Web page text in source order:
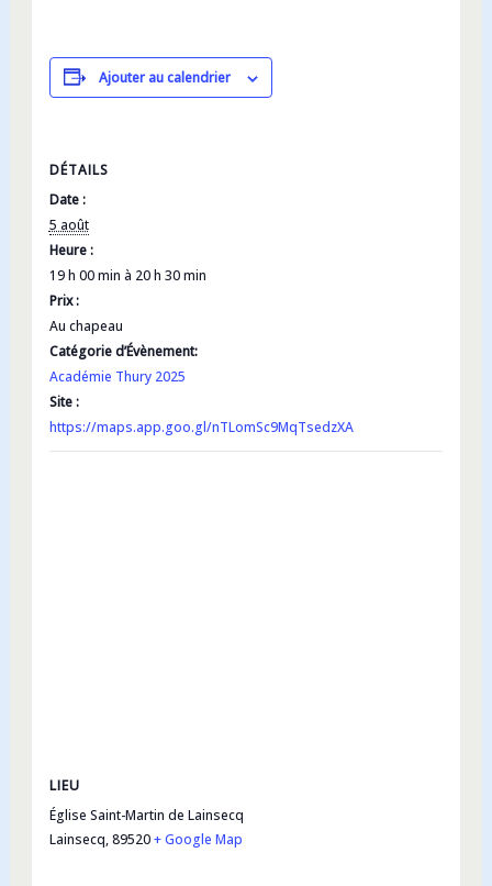
Ajouter au calendrier
DÉTAILS
Date :
5 août
Heure :
19 h 00 min à 20 h 30 min
Prix :
Au chapeau
Catégorie d’Évènement:
Académie Thury 2025
Site :
https://maps.app.goo.gl/nTLomSc9MqTsedzXA
LIEU
Église Saint-Martin de Lainsecq
Lainsecq,89520+ Google Map